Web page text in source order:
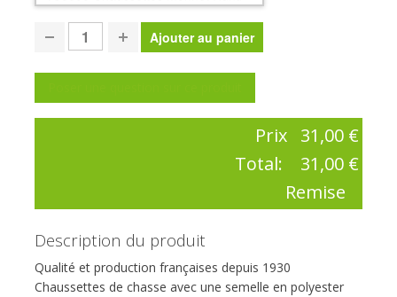
Prix 31,00 €
Total:
31,00 €
Remise
Description du produit
Qualité et production françaises depuis 1930
Chaussettes de chasse avec une semelle en polyester